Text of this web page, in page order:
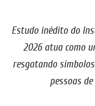
Estudo inédito do
2026 atua como
resgatando
pessoas